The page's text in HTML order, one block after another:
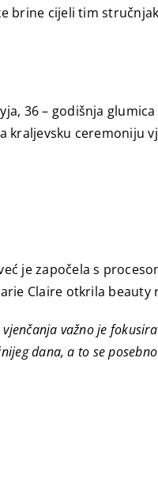
brine cijeli tim
36 – godišnja
kraljevsku ceremoniju
je započela s
Claire otkrila
važno je
dana, a to se